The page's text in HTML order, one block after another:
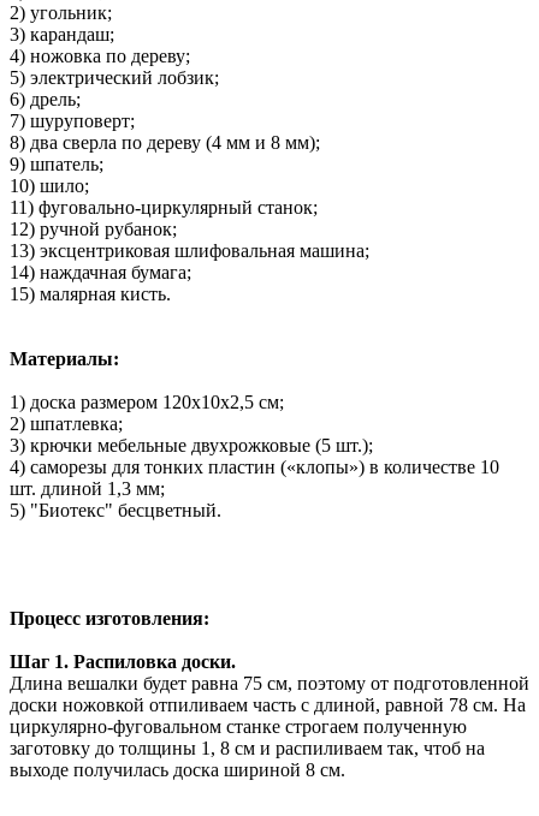
2) угольник;
3) карандаш;
4) ножовка по дереву;
5) электрический лобзик;
6) дрель;
7) шуруповерт;
8) два сверла по дереву (4 мм и 8 мм);
9) шпатель;
10) шило;
11) фуговально-циркулярный станок;
12) ручной рубанок;
13) эксцентриковая шлифовальная машина;
14) наждачная бумага;
15) малярная кисть.
Материалы:
1) доска размером 120х10х2,5 см;
2) шпатлевка;
3) крючки мебельные двухрожковые (5 шт.);
4) саморезы для тонких пластин («клопы») в количестве 10
шт. длиной 1,3 мм;
5) "Биотекс" бесцветный.
Процесс изготовления:
Шаг 1. Распиловка доски.
Длина вешалки будет равна 75 см, поэтому от подготовленной
доски ножовкой отпиливаем часть с длиной, равной 78 см. На
циркулярно-фуговальном станке строгаем полученную
заготовку до толщины 1, 8 см и распиливаем так, чтоб на
выходе получилась доска шириной 8 см.